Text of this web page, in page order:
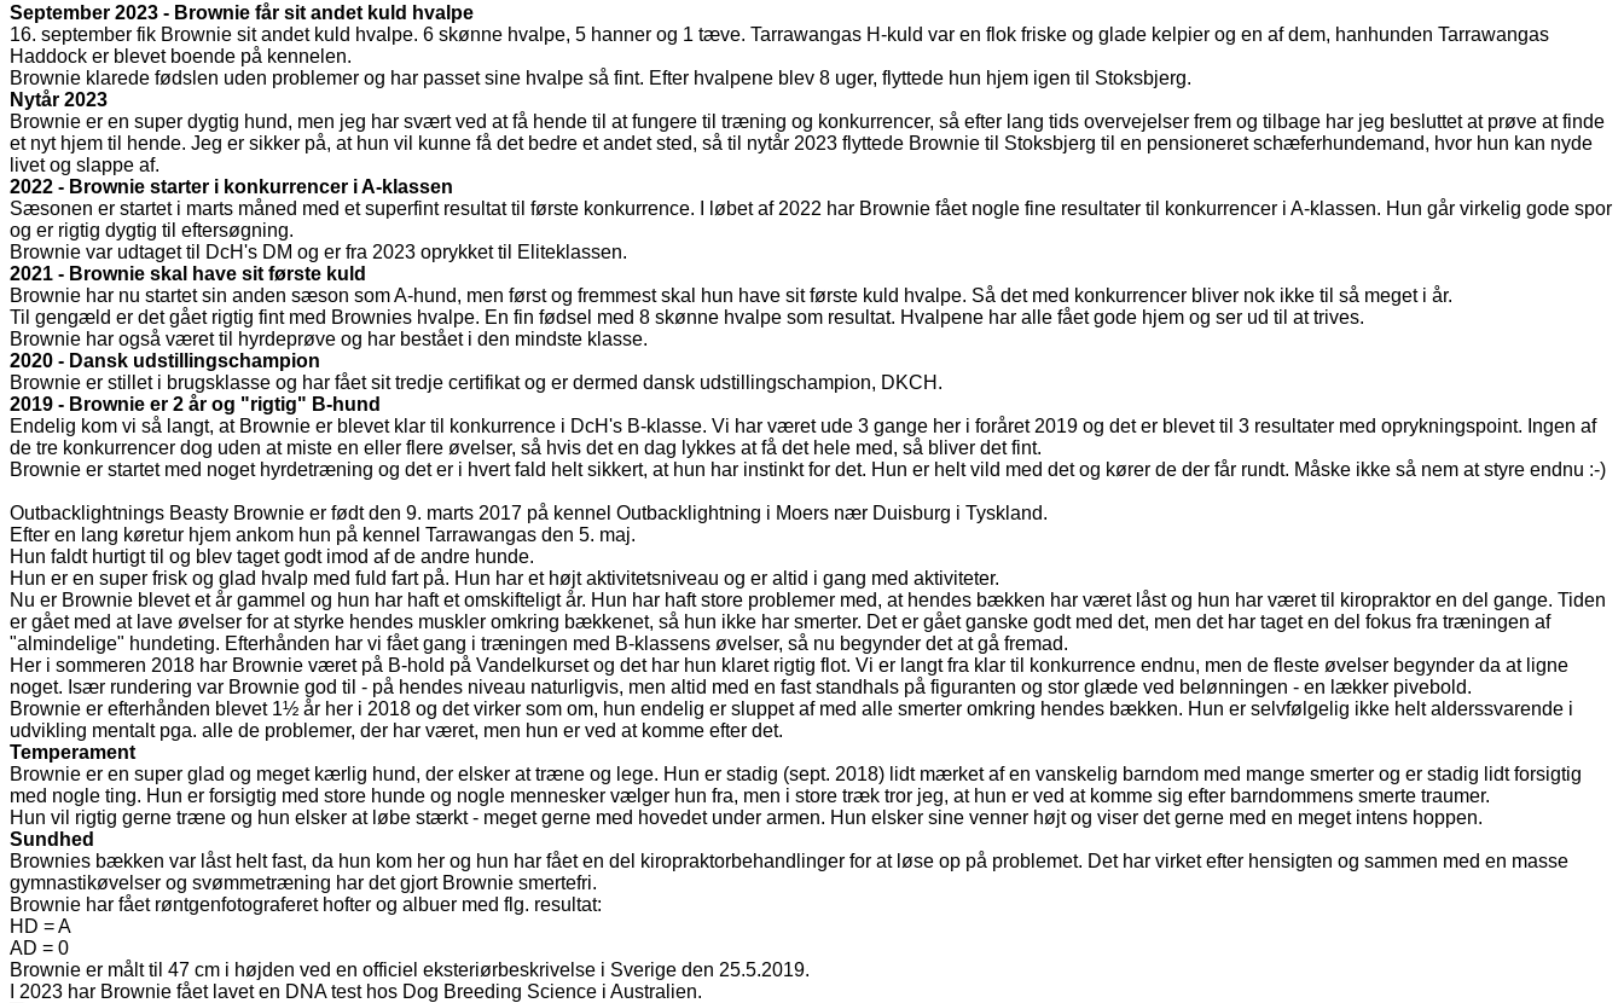
September 2023 - Brownie får sit andet kuld hvalpe
16. september fik Brownie sit andet kuld hvalpe. 6 skønne hvalpe, 5 hanner og 1 tæve. Tarrawangas H-kuld var en flok friske og glade kelpier og en af dem, hanhunden Tarrawangas
Haddock er blevet boende på kennelen.
Brownie klarede fødslen uden problemer og har passet sine hvalpe så fint. Efter hvalpene blev 8 uger, flyttede hun hjem igen til Stoksbjerg.
Nytår 2023
Brownie er en super dygtig hund, men jeg har svært ved at få hende til at fungere til træning og konkurrencer, så efter lang tids overvejelser frem og tilbage har jeg besluttet at prøve at finde
et nyt hjem til hende. Jeg er sikker på, at hun vil kunne få det bedre et andet sted, så til nytår 2023 flyttede Brownie til Stoksbjerg til en pensioneret schæferhundemand, hvor hun kan nyde
livet og slappe af.
2022 - Brownie starter i konkurrencer i A-klassen
Sæsonen er startet i marts måned med et superfint resultat til første konkurrence. I løbet af 2022 har Brownie fået nogle fine resultater til konkurrencer i A-klassen. Hun går virkelig gode spor
og er rigtig dygtig til eftersøgning.
Brownie var udtaget til DcH's DM og er fra 2023 oprykket til Eliteklassen.
2021 - Brownie skal have sit første kuld
Brownie har nu startet sin anden sæson som A-hund, men først og fremmest skal hun have sit første kuld hvalpe. Så det med konkurrencer bliver nok ikke til så meget i år.
Til gengæld er det gået rigtig fint med Brownies hvalpe. En fin fødsel med 8 skønne hvalpe som resultat. Hvalpene har alle fået gode hjem og ser ud til at trives.
Brownie har også været til hyrdeprøve og har bestået i den mindste klasse.
2020 - Dansk udstillingschampion
Brownie er stillet i brugsklasse og har fået sit tredje certifikat og er dermed dansk udstillingschampion, DKCH.
2019 - Brownie er 2 år og "rigtig" B-hund
Endelig kom vi så langt, at Brownie er blevet klar til konkurrence i DcH's B-klasse. Vi har været ude 3 gange her i foråret 2019 og det er blevet til 3 resultater med oprykningspoint. Ingen af
de tre konkurrencer dog uden at miste en eller flere øvelser, så hvis det en dag lykkes at få det hele med, så bliver det fint.
Brownie er startet med noget hyrdetræning og det er i hvert fald helt sikkert, at hun har instinkt for det. Hun er helt vild med det og kører de der får rundt. Måske ikke så nem at styre endnu :-)
Outbacklightnings Beasty Brownie er født den 9. marts 2017 på kennel Outbacklightning i Moers nær Duisburg i Tyskland.
Efter en lang køretur hjem ankom hun på kennel Tarrawangas den 5. maj.
Hun faldt hurtigt til og blev taget godt imod af de andre hunde.
Hun er en super frisk og glad hvalp med fuld fart på. Hun har et højt aktivitetsniveau og er altid i gang med aktiviteter.
Nu er Brownie blevet et år gammel og hun har haft et omskifteligt år. Hun har haft store problemer med, at hendes bækken har været låst og hun har været til kiropraktor en del gange. Tiden
er gået med at lave øvelser for at styrke hendes muskler omkring bækkenet, så hun ikke har smerter. Det er gået ganske godt med det, men det har taget en del fokus fra træningen af
"almindelige" hundeting. Efterhånden har vi fået gang i træningen med B-klassens øvelser, så nu begynder det at gå fremad.
Her i sommeren 2018 har Brownie været på B-hold på Vandelkurset og det har hun klaret rigtig flot. Vi er langt fra klar til konkurrence endnu, men de fleste øvelser begynder da at ligne
noget. Især rundering var Brownie god til - på hendes niveau naturligvis, men altid med en fast standhals på figuranten og stor glæde ved belønningen - en lækker pivebold.
Brownie er efterhånden blevet 1½ år her i 2018 og det virker som om, hun endelig er sluppet af med alle smerter omkring hendes bækken. Hun er selvfølgelig ikke helt alderssvarende i
udvikling mentalt pga. alle de problemer, der har været, men hun er ved at komme efter det.
Temperament
Brownie er en super glad og meget kærlig hund, der elsker at træne og lege. Hun er stadig (sept. 2018) lidt mærket af en vanskelig barndom med mange smerter og er stadig lidt forsigtig
med nogle ting. Hun er forsigtig med store hunde og nogle mennesker vælger hun fra, men i store træk tror jeg, at hun er ved at komme sig efter barndommens smerte traumer.
Hun vil rigtig gerne træne og hun elsker at løbe stærkt - meget gerne med hovedet under armen. Hun elsker sine venner højt og viser det gerne med en meget intens hoppen.
Sundhed
Brownies bækken var låst helt fast, da hun kom her og hun har fået en del kiropraktorbehandlinger for at løse op på problemet. Det har virket efter hensigten og sammen med en masse
gymnastikøvelser og svømmetræning har det gjort Brownie smertefri.
Brownie har fået røntgenfotograferet hofter og albuer med flg. resultat:
HD = A
AD = 0
Brownie er målt til 47 cm i højden ved en officiel eksteriørbeskrivelse i Sverige den 25.5.2019.
I 2023 har Brownie fået lavet en DNA test hos Dog Breeding Science i Australien.